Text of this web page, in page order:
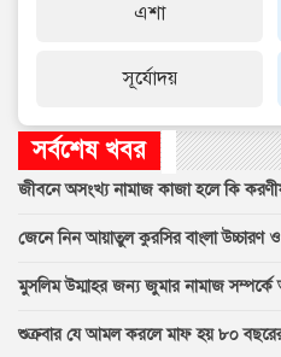
এশা
সূর্যোদয়
সর্বশেষ খবর
জীবনে অসংখ্য নামাজ কাজা হলে কি
জেনে নিন আয়াতুল কুরসির বাংলা উচ্চারণ
মুসলিম উম্মাহর জন্য জুমার নামাজ সম্পর্কে
শুক্রবার যে আমল করলে মাফ হয় ৮০